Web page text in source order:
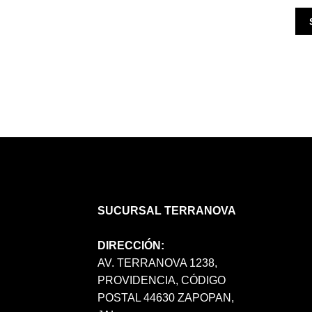
SUCURSAL TERRANOVA
DIRECCIÓN:
AV. TERRANOVA 1238,
PROVIDENCIA, CÓDIGO
POSTAL 44630 ZAPOPAN,